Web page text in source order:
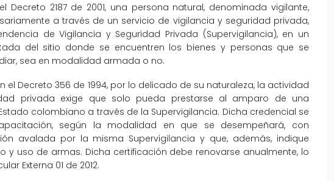
2187 de 2001, una persona natural, denominada vigilante,
a través de un servicio de vigilancia y seguridad privada,
de Vigilancia y Seguridad Privada (Supervigilancia), en un
del sitio donde se encuentren los bienes y personas que se
sea en modalidad armada o no.
el Decreto 356 de 1994, por lo delicado de su naturaleza, la actividad
privada exige que solo pueda prestarse al amparo de una
colombiano a través de la Supervigilancia. Dicha credencial se
según la modalidad en que se desempeñará, con
avalada por la misma Supervigilancia y que, además, indique
y uso de armas. Dicha certificación debe renovarse anualmente, lo
Externa 01 de 2012.